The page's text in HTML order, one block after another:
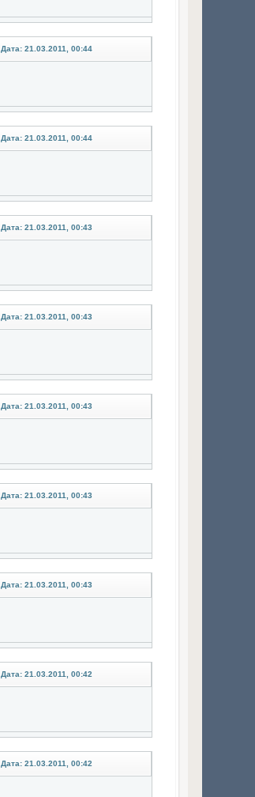
Дата: 21.03.2011, 00:44
Дата: 21.03.2011, 00:44
Дата: 21.03.2011, 00:43
Дата: 21.03.2011, 00:43
Дата: 21.03.2011, 00:43
Дата: 21.03.2011, 00:43
Дата: 21.03.2011, 00:43
Дата: 21.03.2011, 00:42
Дата: 21.03.2011, 00:42